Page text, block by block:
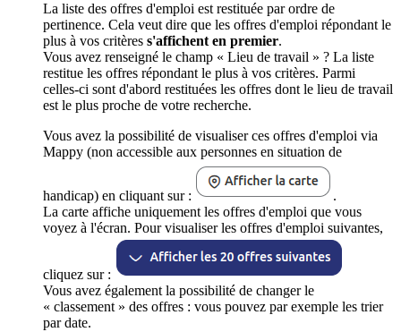
La liste des offres d'emploi est restituée par ordre de
pertinence. Cela veut dire que les offres d'emploi répondant le
plus à vos critères s'affichent en premier.
Vous avez renseigné le champ « Lieu de travail » ? La liste
restitue les offres répondant le plus à vos critères. Parmi
celles-ci sont d'abord restituées les offres dont le lieu de travail
est le plus proche de votre recherche.
Vous avez la possibilité de visualiser ces offres d'emploi via
Mappy (non accessible aux personnes en situation de
handicap) en cliquant sur :
.
La carte affiche uniquement les offres d'emploi que vous
voyez à l'écran. Pour visualiser les offres d'emploi suivantes,
cliquez sur :
Vous avez également la possibilité de changer le
« classement » des offres : vous pouvez par exemple les trier
par date.